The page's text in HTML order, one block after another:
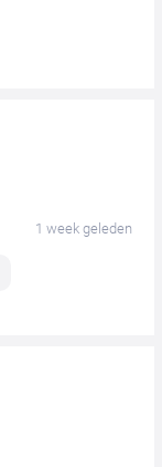
1 week geleden